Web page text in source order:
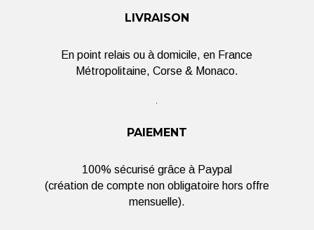
LIVRAISON
En point relais ou à domicile, en France
Métropolitaine, Corse & Monaco.
PAIEMENT
100% sécurisé grâce à Paypal
(création de compte non obligatoire hors offre
mensuelle).